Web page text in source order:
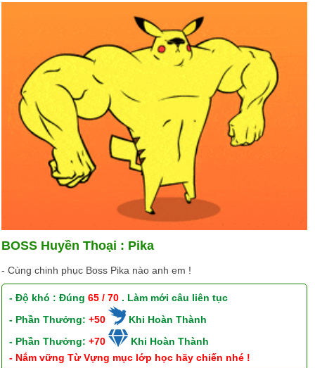
BOSS Huyền Thoại : Pika
- Cùng chinh phục Boss Pika nào anh em !
- Độ khó : Đúng65 / 70 . Làm mới câu liên tục
- Phần Thưởng:+50
Khi Hoàn Thành
- Phần Thưởng:+70
Khi Hoàn Thành
- Nắm vững Từ Vựng mục lớp học hãy chiến nhé !